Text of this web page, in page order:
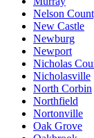
Nelson
New Castle
Newburg
Newport
Nicholas
Nicholasville
North Corbin
Northfield
Nortonville
Oak Grove